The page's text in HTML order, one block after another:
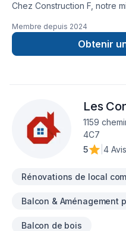
Chez Construction F, notre
durable selon vos besoins
Membre depuis 2024
Obtenir
Les
1159
4C7
5
4 Avis
Rénovations de local
Balcon & Aménagement
Balcon de bois